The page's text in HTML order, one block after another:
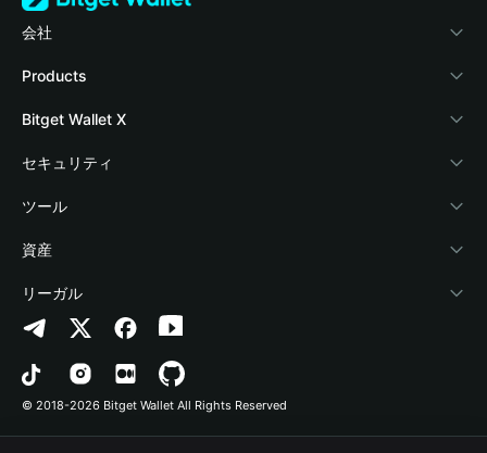
会社
Bitget Walletについて
ブログ
アカデミー
暗号資産ニュース
Help Center
お問い合わせ
ブランドリソース
キャリア
Products
Crypto Card
Stablecoin Earn
Payfi Crypto
Crypto Swap API
Altcoin Season Index
Prediction Markets
DApp
Bitget Wallet X
デベロッパー
ウォレットを接続
Bitget Wallet Pay
プロジェクトを掲載
セキュリティ
保護基金
セキュリティ技術
ツール
暗号資産を購入
認証検出
コントラクト検出
一括送金
資産
Arbitrum
Avalanche
Bitcoin
リーガル
プライバシーポリシー
利用規約
© 2018-2026 Bitget Wallet All Rights Reserved